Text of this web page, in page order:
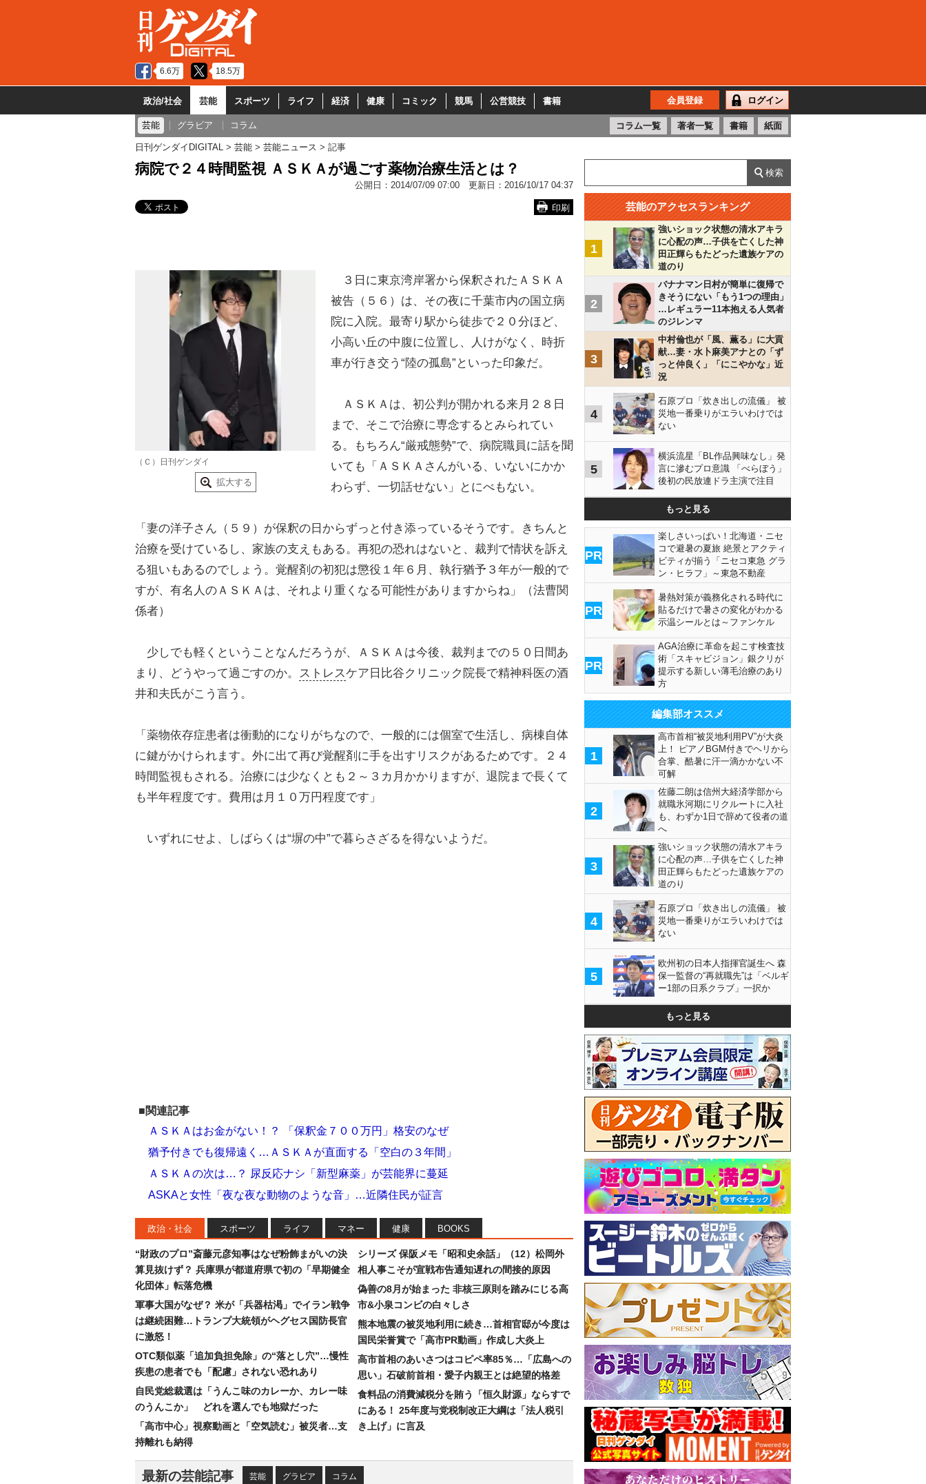
6.6万 18.5万
政治/社会 芸能 スポーツ ライフ 経済 健康 コミック 競馬 公営競技 書籍 会員登録 ログイン
芸能 グラビア コラム コラム一覧 著者一覧 書籍 紙面
日刊ゲンダイDIGITAL 芸能 芸能ニュース 記事
病院で２４時間監視 ＡＳＫＡが過ごす薬物治療生活とは？
公開日： 2014/07/09 07:00 更新日： 2016/10/17 04:37
印刷
（Ｃ）日刊ゲンダイ
拡大する
３日に東京湾岸署から保釈されたＡＳＫＡ
被告（５６）は、その夜に千葉市内の国立病
院に入院。最寄り駅から徒歩で２０分ほど、
小高い丘の中腹に位置し、人けがなく、時折
車が行き交う“陸の孤島”といった印象だ。
ＡＳＫＡは、初公判が開かれる来月２８日
まで、そこで治療に専念するとみられてい
る。もちろん“厳戒態勢”で、病院職員に話を聞
いても「ＡＳＫＡさんがいる、いないにかか
わらず、一切話せない」とにべもない。
「妻の洋子さん（５９）が保釈の日からずっと付き添っているそうです。きちんと
治療を受けているし、家族の支えもある。再犯の恐れはないと、裁判で情状を訴え
る狙いもあるのでしょう。覚醒剤の初犯は懲役１年６月、執行猶予３年が一般的で
すが、有名人のＡＳＫＡは、それより重くなる可能性がありますからね」（法曹関
係者）
少しでも軽くということなんだろうが、ＡＳＫＡは今後、裁判までの５０日間あ
まり、どうやって過ごすのか。 ストレスケア日比谷クリニック院長で精神科医の酒
井和夫氏がこう言う。
「薬物依存症患者は衝動的になりがちなので、一般的には個室で生活し、病棟自体
に鍵がかけられます。外に出て再び覚醒剤に手を出すリスクがあるためです。２４
時間監視もされる。治療には少なくとも２～３カ月かかりますが、退院まで長くて
も半年程度です。費用は月１０万円程度です」
いずれにせよ、しばらくは“塀の中”で暮らさざるを得ないようだ。
■関連記事
ＡＳＫＡはお金がない！？ 「保釈金７００万円」格安のなぜ
猶予付きでも復帰遠く…ＡＳＫＡが直面する「空白の３年間」
ＡＳＫＡの次は…？ 尿反応ナシ「新型麻薬」が芸能界に蔓延
ASKAと女性「夜な夜な動物のような音」…近隣住民が証言
政治・社会 スポーツ ライフ マネー 健康 BOOKS
“財政のプロ”斎藤元彦知事はなぜ粉飾まがいの決
算見抜けず？ 兵庫県が都道府県で初の「早期健全
化団体」転落危機
軍事大国がなぜ？ 米が「兵器枯渇」でイラン戦争
は継続困難…トランプ大統領がヘグセス国防長官
に激怒！
OTC類似薬「追加負担免除」の“落とし穴”…慢性
疾患の患者でも「配慮」されない恐れあり
自民党総裁選は「うんこ味のカレーか、カレー味
のうんこか」 どれを選んでも地獄だった
「高市中心」視察動画と「空気読む」被災者…支
持離れも納得
シリーズ 保阪メモ「昭和史余話」（12）松岡外
相人事こそが宣戦布告通知遅れの間接的原因
偽善の8月が始まった 非核三原則を踏みにじる高
市&小泉コンビの白々しさ
熊本地震の被災地利用に続き…首相官邸が今度は
国民栄誉賞で「高市PR動画」作成し大炎上
高市首相のあいさつはコピペ率85％…「広島への
思い」石破前首相・愛子内親王とは絶望的格差
食料品の消費減税分を賄う「恒久財源」ならすで
にある！ 25年度与党税制改正大綱は「法人税引
き上げ」に言及
最新の芸能記事 芸能 グラビア コラム
芸能のアクセスランキング
1
強いショック状態の清水アキラ
に心配の声…子供を亡くした神
田正輝らもたどった遺族ケアの
道のり
2
バナナマン日村が簡単に復帰で
きそうにない「もう1つの理由」
…レギュラー11本抱える人気者
のジレンマ
3
中村倫也が「風、薫る」に大貢
献…妻・水卜麻美アナとの「ず
っと仲良く」「にこやかな」近
況
4
石原プロ「炊き出しの流儀」 被
災地一番乗りがエラいわけでは
ない
5
横浜流星「BL作品興味なし」発
言に滲むプロ意識 「べらぼう」
後初の民放連ドラ主演で注目
もっと見る
PR
楽しさいっぱい！北海道・ニセ
コで避暑の夏旅 絶景とアクティ
ビティが揃う「ニセコ東急 グラ
ン・ヒラフ」～東急不動産
PR
暑熱対策が義務化される時代に
貼るだけで暑さの変化がわかる
示温シールとは～ファンケル
PR
AGA治療に革命を起こす検査技
術「スキャビジョン」銀クリが
提示する新しい薄毛治療のあり
方
編集部オススメ
1
高市首相“被災地利用PV”が大炎
上！ ピアノBGM付きでヘリから
合掌、酷暑に汗一滴かかない不
可解
2
佐藤二朗は信州大経済学部から
就職氷河期にリクルートに入社
も、わずか1日で辞めて役者の道
へ
3
強いショック状態の清水アキラ
に心配の声…子供を亡くした神
田正輝らもたどった遺族ケアの
道のり
4
石原プロ「炊き出しの流儀」 被
災地一番乗りがエラいわけでは
ない
5
欧州初の日本人指揮官誕生へ 森
保一監督の“再就職先”は「ベルギ
ー1部の日系クラブ」一択か
もっと見る